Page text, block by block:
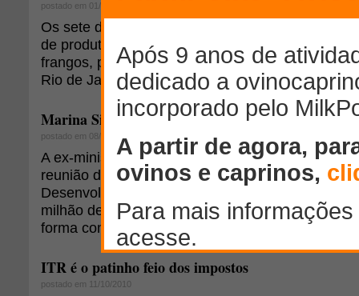
postado em 01/08/2012
Os sete dias da paralisação dos caminhoneiros
de produtos para a agricultura e para a indústria.
frangos, produtores de laticínios do Rio Grande
Rio de Janeiro se queixavam dos prejuízos
Marina Silva cria abaixo-assinado contra Código
postado em 08/06/2011
A ex-ministra do Meio Ambiente Marina Silva
reunião do Comitê Brasil em Defesa das
Desenvolvimento Sustentável, uma campanha
milhão de assinaturas contrárias ao texto do
forma como foi aprovado pela Câmara dos
ITR é o patinho feio dos impostos
postado em 11/10/2010